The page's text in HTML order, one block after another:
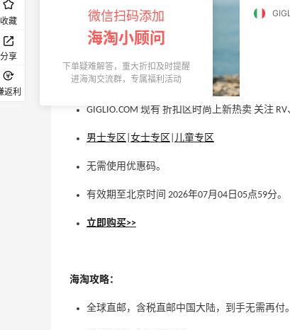
GIGLIO.COM 现有 折扣区时尚上新热卖 关注
男士专区 女士专区 儿童专区
无需使用优惠码。
有效期至北京时间 2026年07月04日05点59分。
立即购买>>
海淘攻略：
全球直邮，含税直邮中国大陆，到手无需再付
收藏
分享
返利
微信扫码添加
海淘小顾问
下单疑难解答，重大折扣及时提醒
进海淘交流群，专属福利活动